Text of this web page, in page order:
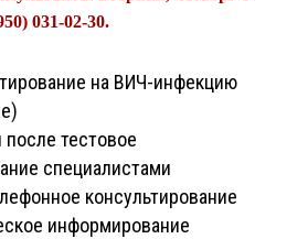
031-02-30.
на ВИЧ-инфекцию
после тестовое
специалистами
консультирование
информирование